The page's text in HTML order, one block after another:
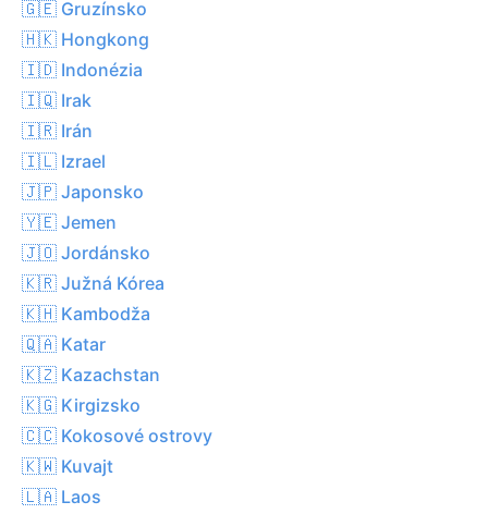
🇬🇪 Gruzínsko
🇭🇰 Hongkong
🇮🇩 Indonézia
🇮🇶 Irak
🇮🇷 Irán
🇮🇱 Izrael
🇯🇵 Japonsko
🇾🇪 Jemen
🇯🇴 Jordánsko
🇰🇷 Južná Kórea
🇰🇭 Kambodža
🇶🇦 Katar
🇰🇿 Kazachstan
🇰🇬 Kirgizsko
🇨🇨 Kokosové ostrovy
🇰🇼 Kuvajt
🇱🇦 Laos